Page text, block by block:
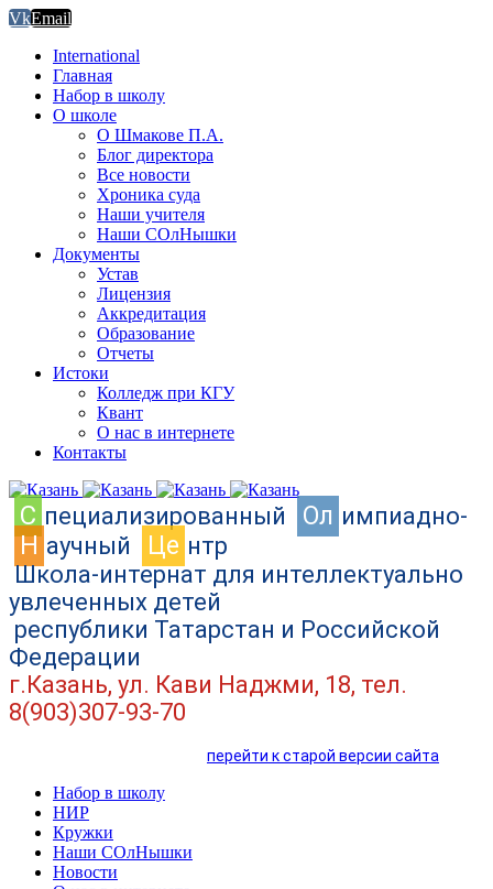
VkEmail
International
Главная
Набор в школу
О школе
О Шмакове П.А.
Блог директора
Все новости
Хроника суда
Наши учителя
Наши СОлНышки
Документы
Устав
Лицензия
Аккредитация
Образование
Отчеты
Истоки
Колледж при КГУ
Квант
О нас в интернете
Контакты
C пециализированный Ол импиадно-
Н аучный Це нтр
Школа-интернат для интеллектуально
увлеченных детей
республики Татарстан и Российской
Федерации
г.Казань, ул. Кави Наджми, 18, тел.
8(903)307-93-70
перейти к старой версии сайта
Набор в школу
НИР
Кружки
Наши СОлНышки
Новости